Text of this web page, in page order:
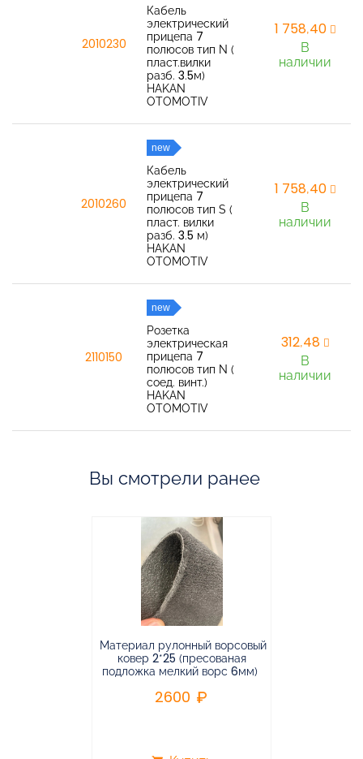
2010230
Кабель
электрический
прицепа 7
полюсов тип N (
пласт.вилки
разб. 3.5м)
HAKAN
OTOMOTIV
1 758,40
В
наличии
2010260
new
Кабель
электрический
прицепа 7
полюсов тип S (
пласт. вилки
разб. 3.5 м)
HAKAN
OTOMOTIV
1 758,40
В
наличии
2110150
new
Розетка
электрическая
прицепа 7
полюсов тип N (
соед. винт.)
HAKAN
OTOMOTIV
312,48
В
наличии
Вы смотрели ранее
Материал рулонный ворсовый
ковер 2*25 (пресованая
подложка мелкий ворс 6мм)
2600